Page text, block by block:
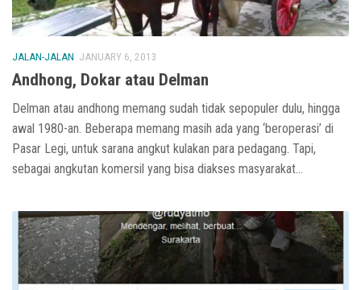
JALAN-JALAN JANUARY 6, 2013
Andhong, Dokar atau Delman
Delman atau andhong memang sudah tidak sepopuler dulu, hingga
awal 1980-an. Beberapa memang masih ada yang ‘beroperasi’ di
Pasar Legi, untuk sarana angkut kulakan para pedagang. Tapi,
sebagai angkutan komersil yang bisa diakses masyarakat...